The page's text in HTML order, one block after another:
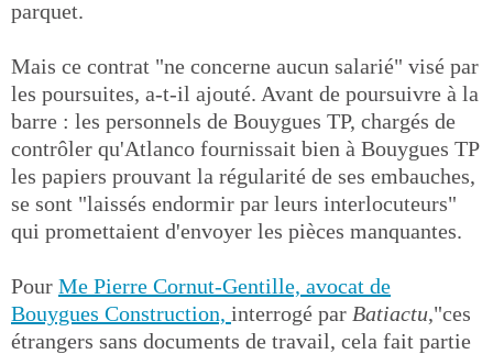
parquet.
Mais ce contrat "ne concerne aucun salarié" visé par
les poursuites, a-t-il ajouté. Avant de poursuivre à la
barre : les personnels de Bouygues TP, chargés de
contrôler qu'Atlanco fournissait bien à Bouygues TP
les papiers prouvant la régularité de ses embauches,
se sont "laissés endormir par leurs interlocuteurs"
qui promettaient d'envoyer les pièces manquantes.
Pour Me Pierre Cornut-Gentille, avocat de
Bouygues Construction, interrogé par Batiactu,"ces
étrangers sans documents de travail, cela fait partie